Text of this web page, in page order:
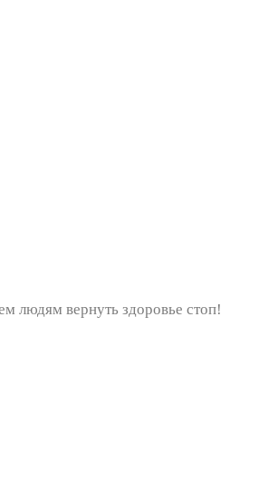
людям вернуть здоровье стоп!